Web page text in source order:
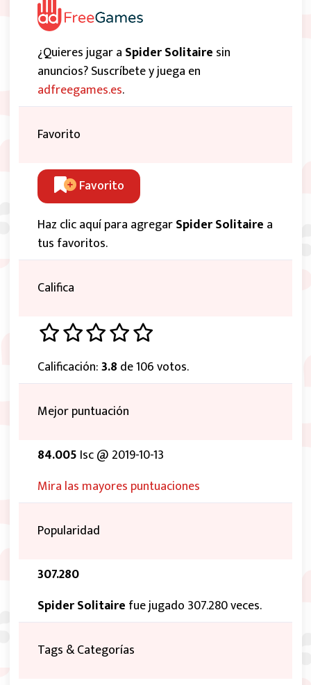
¿Quieres jugar a Spider Solitaire sin
anuncios? Suscríbete y juega en
adfreegames.es.
Favorito
Favorito
Haz clic aquí para agregarSpider Solitaire a
tus favoritos.
Califica
Calificación:3.8 de 106 votos.
Mejor puntuación
84.005 Isc @ 2019-10-13
Mira las mayores puntuaciones
Popularidad
307.280
Spider Solitaire fue jugado 307.280 veces.
Tags & Categorías